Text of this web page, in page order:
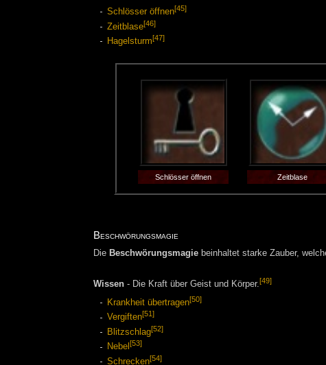
Schlösser öffnen[45]
Zeitblase[46]
Hagelsturm[47]
Schlösser öffnen Zeitblase
Beschwörungsmagie
Die Beschwörungsmagiebeinhaltet starke Zauber,
Wissen- Die Kraft über Geist und Körper.[49]
Krankheit übertragen[50]
Vergiften[51]
Blitzschlag[52]
Nebel [53]
Schrecken[54]